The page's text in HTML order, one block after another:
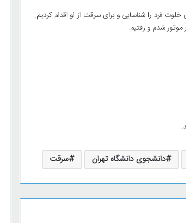
فرد را شناسایی و برای سرقت از‌ او اقدام کردیم.
شدم و رفتیم.
دانشجوی دانشگاه تهران سرقت